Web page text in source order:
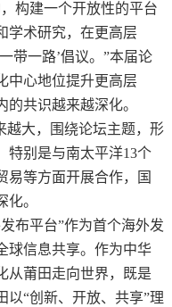
构建一个开放性的平台
学术研究，在更高层
一带一路’倡议。”本届论
中心地位提升更高层
共识越来越深化。
越大，围绕论坛主题，形
特别是与南太平洋13个
易等方面开展合作，国
。
布平台”作为首个海外发
球信息共享。作为中华
从莆田走向世界，既是
以“创新、开放、共享”理